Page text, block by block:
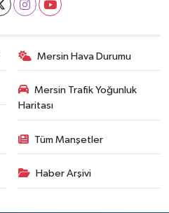
Mersin Hava Durumu
Mersin Trafik Yoğunluk
Haritası
Tüm Manşetler
Haber Arşivi